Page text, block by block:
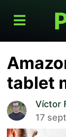
tablet
Víctor
17